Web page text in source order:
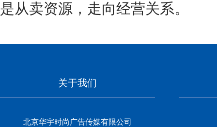
是从卖资源，走向经营关系。
关于我们
北京华宇时尚广告传媒有限公司